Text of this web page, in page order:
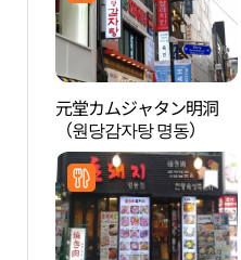
元堂カムジャタン明洞
（원당감자탕 명동）